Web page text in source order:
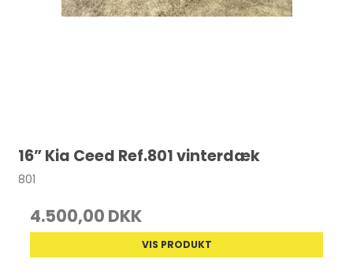
16” Kia Ceed Ref.801 vinterdæk
801
4.500,00 DKK
VIS PRODUKT